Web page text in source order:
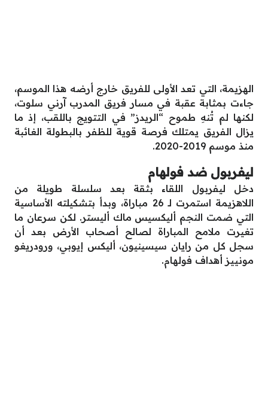
الهزيمة، التي تعد الأولى للفريق خارج أرضه هذا الموسم،
جاءت بمثابة عقبة في مسار فريق المدرب آرني سلوت،
لكنها لم تُنهِ طموح “الريدز” في التتويج باللقب، إذ ما
يزال الفريق يمتلك فرصة قوية للظفر بالبطولة الغائبة
منذ موسم 2019-2020.
ليفربول ضد فولهام
دخل ليفربول اللقاء بثقة بعد سلسلة طويلة من
اللاهزيمة استمرت لـ 26 مباراة، وبدأ بتشكيلته الأساسية
التي ضمت النجم أليكسيس ماك أليستر. لكن سرعان ما
تغيرت ملامح المباراة لصالح أصحاب الأرض بعد أن
سجل كل من رايان سيسينيون، أليكس إيوبي، ورودريغو
مونييز أهداف فولهام.